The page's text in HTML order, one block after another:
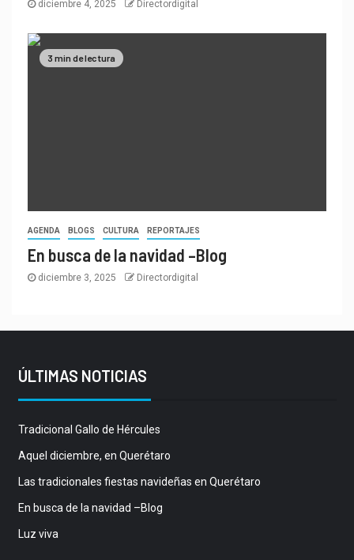
diciembre 4, 2025 Directordigital
3 min de lectura
AGENDA BLOGS CULTURA REPORTAJES
En busca de la navidad –Blog
diciembre 3, 2025 Directordigital
ÚLTIMAS NOTICIAS
Tradicional Gallo de Hércules
Aquel diciembre, en Querétaro
Las tradicionales fiestas navideñas en Querétaro
En busca de la navidad –Blog
Luz viva